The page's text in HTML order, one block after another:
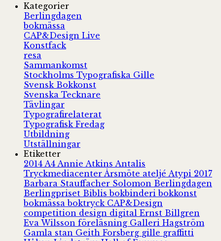
Kategorier
Berlingdagen
bokmässa
CAP&Design Live
Konstfack
resa
Sammankomst
Stockholms Typografiska Gille
Svensk Bokkonst
Svenska Tecknare
Tävlingar
Typografirelaterat
Typografisk Fredag
Utbildning
Utställningar
Etiketter
2014 A4 Annie Atkins Antalis
Tryckmediacenter Årsmöte ateljé Atypi 2017
Barbara Stauffacher Solomon Berlingdagen
Berlingpriset Biblisbokbinderibokkonst
bokmässaboktryck CAP&Design
competition design digital Ernst Billgren
Eva Wilsson föreläsning Galleri Hagström
Gamla stan Geith Forsberg gille graffitti